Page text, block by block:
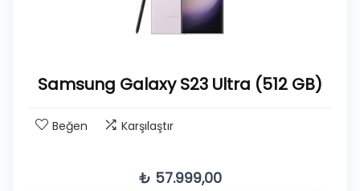
Samsung Galaxy S23 Ultra (512 GB)
Beğen Karşılaştır
₺ 57.999,00